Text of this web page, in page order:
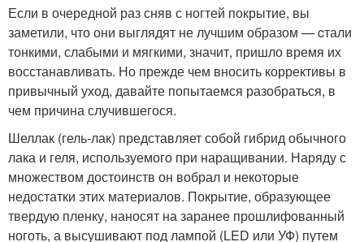
Если в очередной раз сняв с ногтей покрытие, вы
заметили, что они выглядят не лучшим образом — cтали
тонкими, слабыми и мягкими, значит, пришло время их
восстанавливать. Но прежде чем вносить коррективы в
привычный уход, давайте попытаемся разобраться, в
чем причина случившегося.
Шеллак (гель-лак) представляет собой гибрид обычного
лака и геля, используемого при наращивании. Наряду с
множеством достоинств он вобрал и некоторые
недостатки этих материалов. Покрытие, образующее
твердую пленку, наносят на заранее прошлифованный
ноготь, а высушивают под лампой (LED или УФ) путем